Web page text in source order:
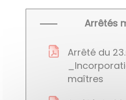
Arrêtés
Arrêté du
maîtres